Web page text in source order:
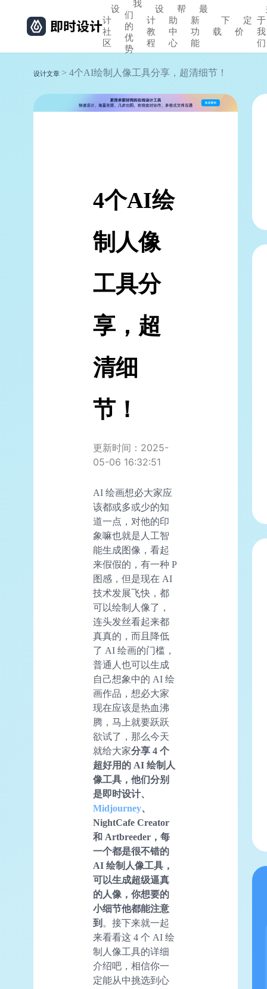
设
计
社
区
我
们
的
优
势
设
计
教
程
帮
助
中
心
最
新
功
能
下
载
定
价
于
我
们
设计文章 > 4个AI绘制人像工具分享，超清细节！
4个AI绘
制人像
工具分
享，超
清细
节！
更新时间：2025-
05-06 16:32:51
AI 绘画想必大家应
该都或多或少的知
道一点，对他的印
象嘛也就是人工智
能生成图像，看起
来假假的，有一种 P
图感，但是现在 AI
技术发展飞快，都
可以绘制人像了，
连头发丝看起来都
真真的，而且降低
了 AI 绘画的门槛，
普通人也可以生成
自己想象中的 AI 绘
画作品，想必大家
现在应该是热血沸
腾，马上就要跃跃
欲试了，那么今天
就给大家分享 4 个
超好用的 AI 绘制人
像工具，他们分别
是即时设计、
Midjourney、
NightCafe Creator
和 Artbreeder，每
一个都是很不错的
AI 绘制人像工具，
可以生成超级逼真
的人像，你想要的
小细节他都能注意
到 。接下来就一起
来看看这 4 个 AI 绘
制人像工具的详细
介绍吧，相信你一
定能从中挑选到心